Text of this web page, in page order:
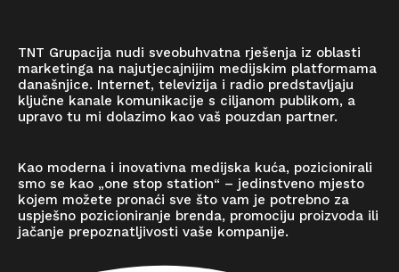
TNT Grupacija nudi sveobuhvatna rješenja iz oblasti
marketinga na najutjecajnijim medijskim platformama
današnjice. Internet, televizija i radio predstavljaju
ključne kanale komunikacije s ciljanom publikom, a
upravo tu mi dolazimo kao vaš pouzdan partner.
Kao moderna i inovativna medijska kuća, pozicionirali
smo se kao „one stop station“ – jedinstveno mjesto
kojem možete pronaći sve što vam je potrebno za
uspješno pozicioniranje brenda, promociju proizvoda ili
jačanje prepoznatljivosti vaše kompanije.